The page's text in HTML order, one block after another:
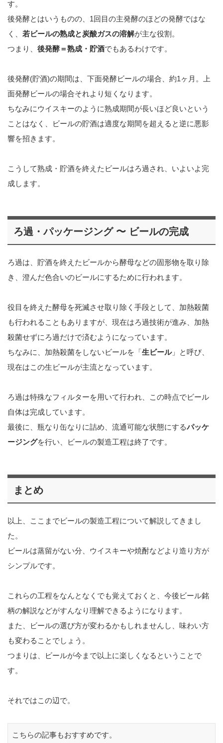
す。
後発酵とはいうものの、1回目の主発酵のほどの発酵ではな
く、 若ビールの熟成と炭酸ガスの溶解が主な役割。
つまり、 後発酵＝熟成・貯酒でもあるわけです。
後発酵(貯酒)の期間は、下面発酵ビールの場合、約1ヶ月。上
面発酵ビールの場合それより短くなります。
ちなみにウイスキーのように熟成期間が長いほど良いという
ことはなく、ビールの貯酒は適度な期間を超えると逆に悪影
響を招きます。
こうして熟成・貯酒を終えたビールはろ過され、いよいよ完
成します。
ろ過・パッケージング 〜 ビールの完成
ろ過は、貯酒を終えたビールから酵母などの固形物を取り除
き、澄んだ色合いのビールにするために行われます。
役目を終えた酵母を死滅させ取り除く手段として、加熱殺菌
も行われることもありますが、現在はろ過技術が進み、加熱
殺菌せずにろ過だけで済むようになっています。
ちなみに、加熱殺菌をしないビールを「生ビール」と呼び、
現在はこの生ビールが主流となっています。
ろ過は特殊なフィルターを用いて行われ、この時点でビール
自体は完成しています。
最後に、瓶なり缶なりに詰め、流通可能な状態にするパッケ
ージングを行い、ビールの製造工程は終了です。
まとめ
以上、ここまでビールの製造工程について解説してきまし
た。
ビールは蒸留がない分、ウイスキーや焼酎などより造り方が
シンプルです。
これらの工程をなんとなくでも覚えておくと、今後ビール銘
柄の解説などがすんなり理解できるようになります。
また、ビールの選び方が変わるかもしれませんし、味わい方
も変わることでしょう。
つまりは、ビールが今まで以上に楽しくなるということで
す。
それではこの辺で。
こちらの記事もおすすめです。